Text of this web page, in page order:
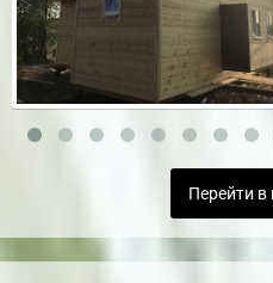
Перейти в